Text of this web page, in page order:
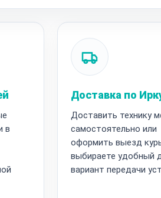
в
Доставка по
Доставить технику
самостоятельно или
оформить выезд
выбираете удобный
вариант передачи